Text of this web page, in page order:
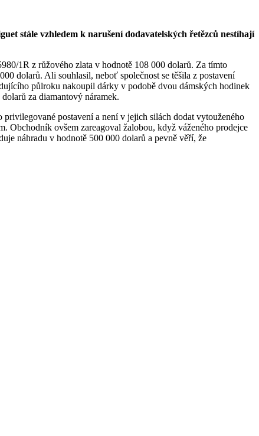
stále vzhledem k narušení dodavatelských řetězců nestíhají
1R z růžového zlata v hodnotě 108 000 dolarů. Za tímto
dolarů. Ali souhlasil, neboť společnost se těšila z postavení
půlroku nakoupil dárky v podobě dvou dámských hodinek
za diamantový náramek.
postavení a není v jejich silách dodat vytouženého
Obchodník ovšem zareagoval žalobou, když váženého prodejce
náhradu v hodnotě 500 000 dolarů a pevně věří, že